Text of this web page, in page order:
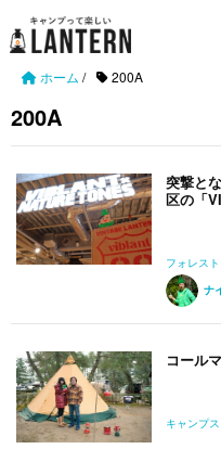
ホーム / 200A
200A
突撃と
区の「
フォレス
ナ
コール
キャンプ